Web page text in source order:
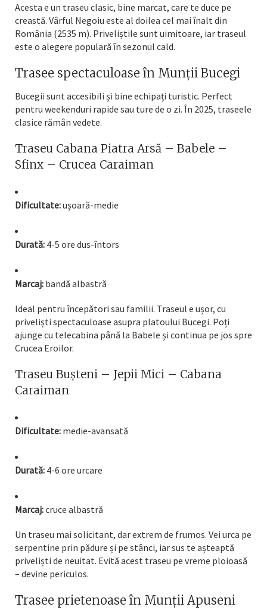
Acesta e un traseu clasic, bine marcat, care te duce pe
creastă. Vârful Negoiu este al doilea cel mai înalt din
România (2535 m). Priveliștile sunt uimitoare, iar traseul
este o alegere populară în sezonul cald.
Trasee spectaculoase în Munții Bucegi
Bucegii sunt accesibili și bine echipați turistic. Perfect
pentru weekenduri rapide sau ture de o zi. În 2025, traseele
clasice rămân vedete.
Traseu Cabana Piatra Arsă – Babele –
Sfinx – Crucea Caraiman
Dificultate:ușoară-medie
Durată: 4-5 ore dus-întors
Marcaj: bandă albastră
Ideal pentru începători sau familii. Traseul e ușor, cu
priveliști spectaculoase asupra platoului Bucegi. Poți
ajunge cu telecabina până la Babele și continua pe jos spre
Crucea Eroilor.
Traseu Bușteni – Jepii Mici – Cabana
Caraiman
Dificultate: medie-avansată
Durată: 4-6 ore urcare
Marcaj:cruce albastră
Un traseu mai solicitant, dar extrem de frumos. Vei urca pe
serpentine prin pădure și pe stânci, iar sus te așteaptă
priveliști de neuitat. Evită acest traseu pe vreme ploioasă
– devine periculos.
Trasee prietenoase în Munții Apuseni